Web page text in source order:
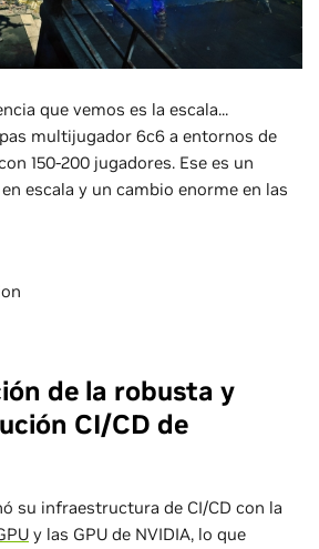
que vemos es la escala...
multijugador 6c6 a entornos de
150-200 jugadores. Ese es un
escala y un cambio enorme en las
de la robusta y
CI/CD de
su infraestructura de CI/CD con la
y las GPU de NVIDIA, lo que